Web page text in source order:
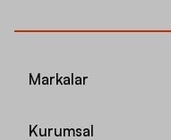
Markalar
Kurumsal